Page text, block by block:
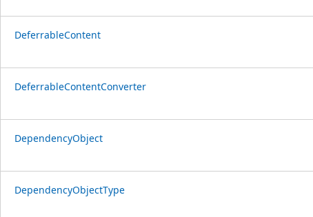
DeferrableContent
DeferrableContentConverter
DependencyObject
DependencyObjectType